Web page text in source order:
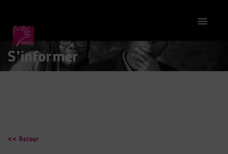

S’informer
<< Retour